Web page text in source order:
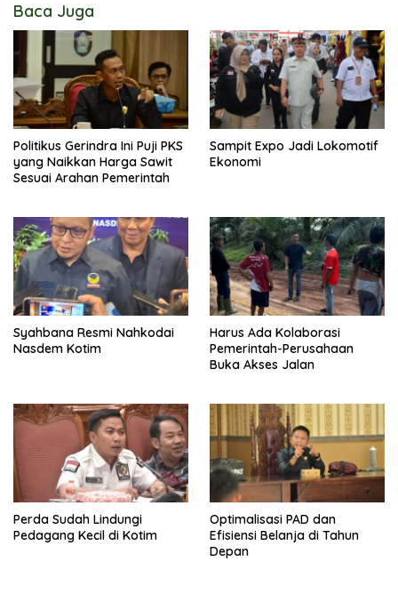
Baca Juga
Politikus Gerindra Ini Puji PKS
yang Naikkan Harga Sawit
Sesuai Arahan Pemerintah
Sampit Expo Jadi Lokomotif
Ekonomi
Syahbana Resmi Nahkodai
Nasdem Kotim
Harus Ada Kolaborasi
Pemerintah-Perusahaan
Buka Akses Jalan
Perda Sudah Lindungi
Pedagang Kecil di Kotim
Optimalisasi PAD dan
Efisiensi Belanja di Tahun
Depan